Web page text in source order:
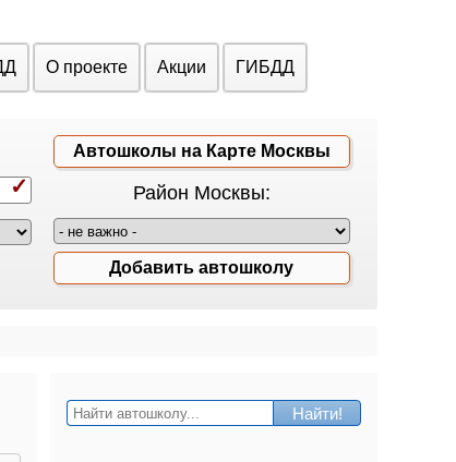
О проекте Акции ГИБДД
Автошколы на Карте Москвы
Район Москвы:
Добавить автошколу
Найти!